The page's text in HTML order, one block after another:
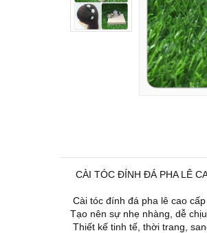
CÀI TÓC ĐÍNH ĐÁ PHA LÊ
Cài tóc đính đá pha lê cao
Tạo nên sự nhẹ nhàng, dễ
Thiết kế tinh tế, thời trang,